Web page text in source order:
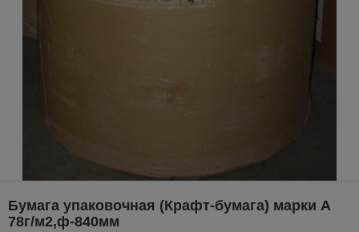
Бумага упаковочная (Крафт-бумага) марки А
78г/м2,ф-840мм